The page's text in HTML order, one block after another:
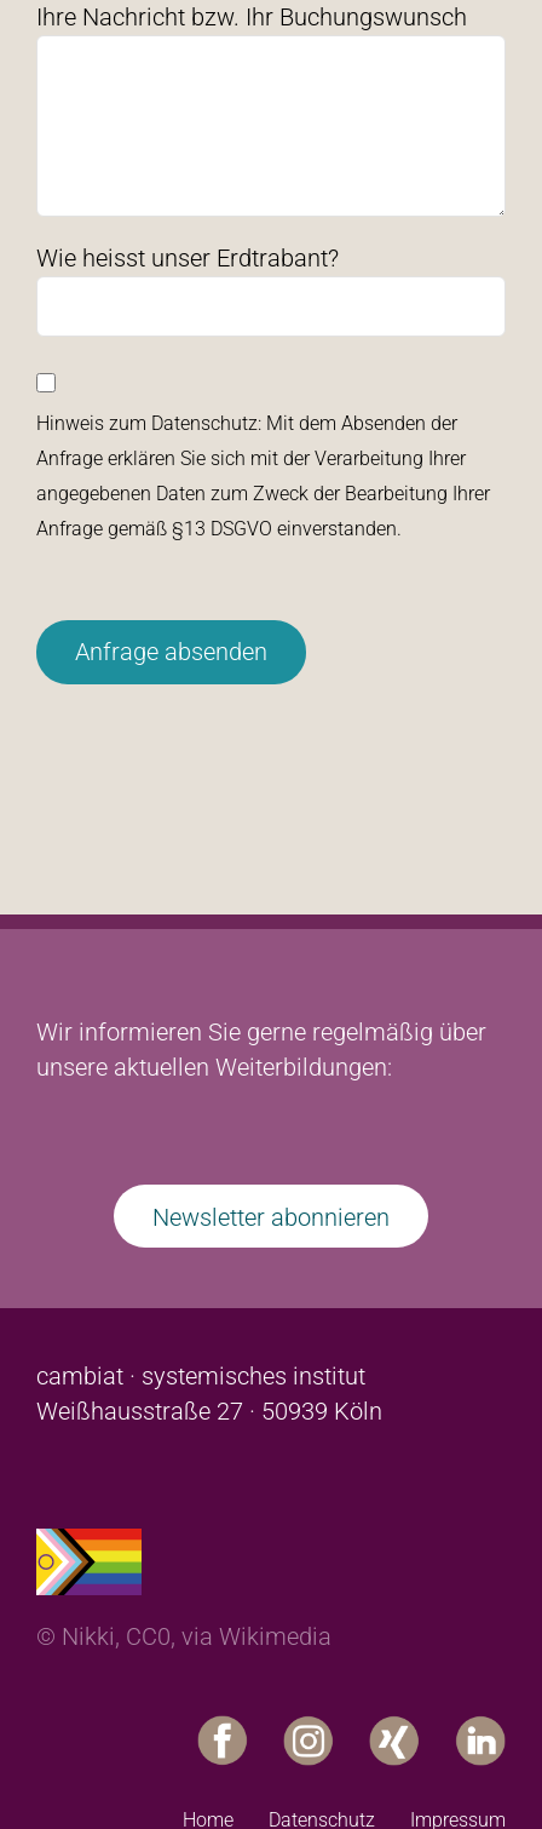
Ihre Nachricht bzw. Ihr Buchungswunsch
Wie heisst unser Erdtrabant?
Hinweis zum Datenschutz: Mit dem Absenden der
Anfrage erklären Sie sich mit der Verarbeitung Ihrer
angegebenen Daten zum Zweck der Bearbeitung Ihrer
Anfrage gemäß §13 DSGVO einverstanden.
lasse
dieses
Feld
Wir informieren Sie gerne regelmäßig über
unsere aktuellen Weiterbildungen:
Newsletter abonnieren
cambiat · systemisches institut
Weißhausstraße 27 · 50939 Köln
© Nikki, CC0, via Wikimedia
Home Datenschutz Impressum